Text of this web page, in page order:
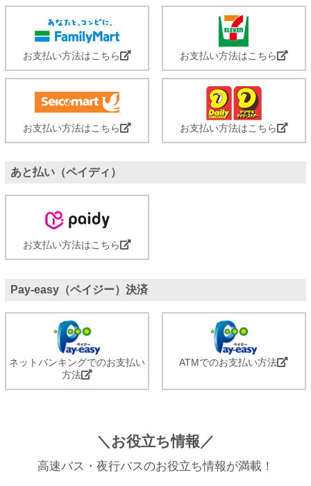
お支払い方法はこちら お支払い方法はこちら
お支払い方法はこちら お支払い方法はこちら
あと払い（ペイディ）
お支払い方法はこちら
Pay-easy（ペイジー）決済
ネットバンキングでのお支払い
方法
ATMでのお支払い方法
＼お役立ち情報／
高速バス・夜行バスのお役立ち情報が満載！